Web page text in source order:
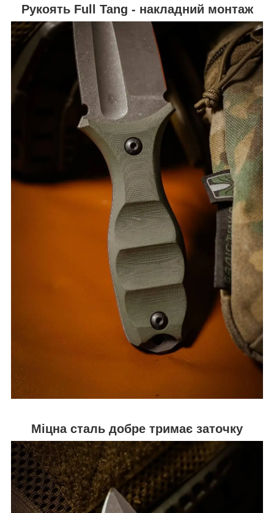
Рукоять Full Tang - накладний монтаж
Міцна сталь добре тримає заточку